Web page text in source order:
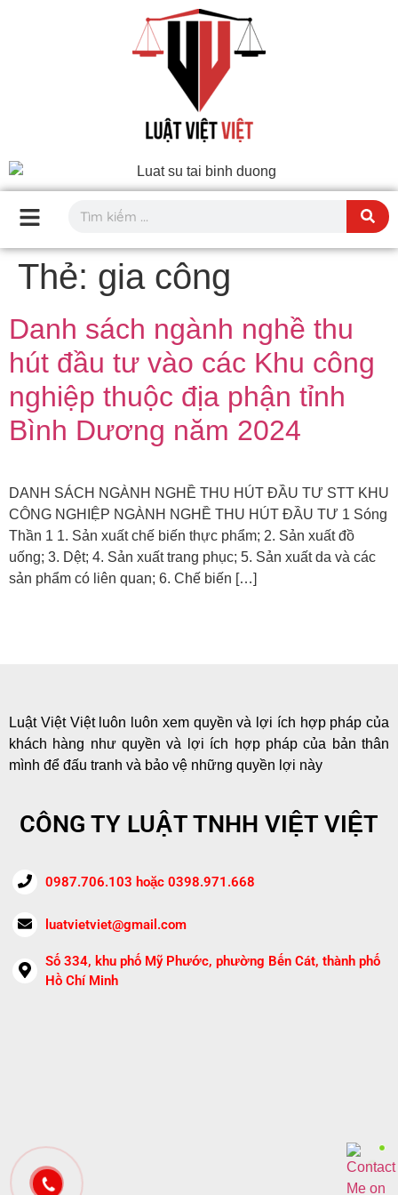
Thẻ: gia công
Danh sách ngành nghề thu
hút đầu tư vào các Khu công
nghiệp thuộc địa phận tỉnh
Bình Dương năm 2024
DANH SÁCH NGÀNH NGHỀ THU HÚT ĐẦU TƯ STT KHU
CÔNG NGHIỆP NGÀNH NGHỀ THU HÚT ĐẦU TƯ 1 Sóng
Thần 1 1. Sản xuất chế biến thực phẩm; 2. Sản xuất đồ
uống; 3. Dệt; 4. Sản xuất trang phục; 5. Sản xuất da và các
sản phẩm có liên quan; 6. Chế biến […]
Luật Việt Việt luôn luôn xem quyền và lợi ích hợp pháp của
khách hàng như quyền và lợi ích hợp pháp của bản thân
mình để đấu tranh và bảo vệ những quyền lợi này
CÔNG TY LUẬT TNHH VIỆT VIỆT
0987.706.103 hoặc 0398.971.668
luatvietviet@gmail.com
Số 334, khu phố Mỹ Phước, phường Bến Cát, thành phố
Hồ Chí Minh